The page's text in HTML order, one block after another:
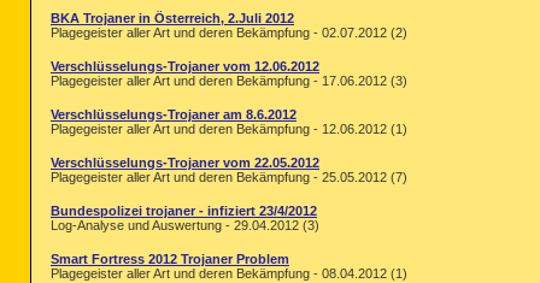
BKA Trojaner in Österreich, 2.Juli 2012
Plagegeister aller Art und deren Bekämpfung - 02.07.2012 (2)
Verschlüsselungs-Trojaner vom 12.06.2012
Plagegeister aller Art und deren Bekämpfung - 17.06.2012 (3)
Verschlüsselungs-Trojaner am 8.6.2012
Plagegeister aller Art und deren Bekämpfung - 12.06.2012 (1)
Verschlüsselungs-Trojaner vom 22.05.2012
Plagegeister aller Art und deren Bekämpfung - 25.05.2012 (7)
Bundespolizei trojaner - infiziert 23/4/2012
Log-Analyse und Auswertung - 29.04.2012 (3)
Smart Fortress 2012 Trojaner Problem
Plagegeister aller Art und deren Bekämpfung - 08.04.2012 (1)